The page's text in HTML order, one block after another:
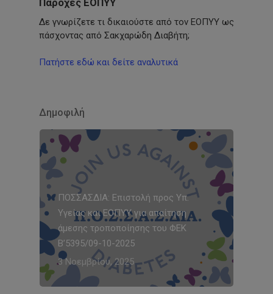
Δε γνωρίζετε τι δικαιούστε από τον ΕΟΠΥΥ ως
πάσχοντας από Σακχαρώδη Διαβήτη;
Πατήστε εδώ και δείτε αναλυτικά
Δημοφιλή
ΠΟΣΣΑΣΔΙΑ: Επιστολή προς Υπ.
Υγείας και ΕΟΠΥΥ για απαίτηση
άμεσης τροποποίησης του ΦΕΚ
Β’5395/09-10-2025
3 Νοεμβρίου, 2025